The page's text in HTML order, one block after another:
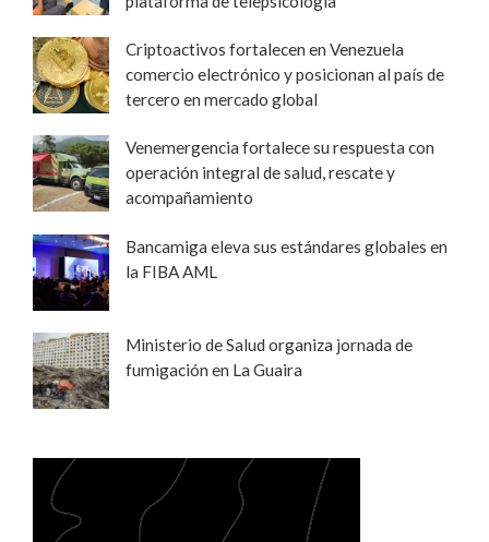
Criptoactivos fortalecen en Venezuela
comercio electrónico y posicionan al país de
tercero en mercado global
Venemergencia fortalece su respuesta con
operación integral de salud, rescate y
acompañamiento
Bancamiga eleva sus estándares globales en
la FIBA AML
Ministerio de Salud organiza jornada de
fumigación en La Guaira